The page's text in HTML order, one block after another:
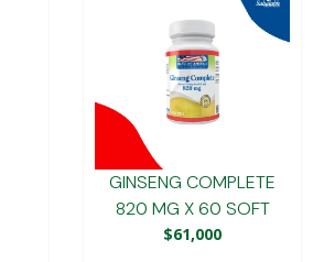
GINSENG COMPLETE
820 MG X 60 SOFT
$61,000